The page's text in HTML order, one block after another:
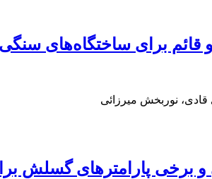
برای ساختگاه‌های
نوربخش میرزائی
برخی پارامترهای گسلش